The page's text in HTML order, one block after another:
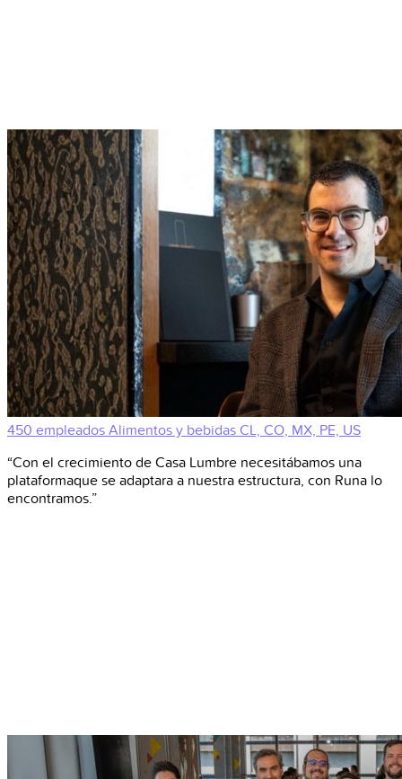
450 empleados Alimentos y bebidas CL, CO, MX, PE, US
“Con el crecimiento de Casa Lumbre necesitábamos una
plataformaque se adaptara a nuestra estructura, con Runa lo
encontramos.”